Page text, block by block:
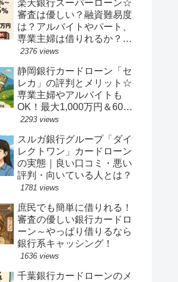
楽天銀行スーパーローン☆
審査は優しい？融資難易度
は？アルバイトやパート、
専業主婦は借りれるか？他
社キャッシングの借り入れ
とめ融資は可能か？
2376 views
静岡銀行カードローン「セ
レカ」の評判とメリット☆
専業主婦やアルバイトも
OK！最大1,000万円＆60日
間無利息の魅力
2293 views
スルガ銀行グループ「ダイ
レクトワン」カードローン
の実態｜良い口コミ・悪い
評判・向いている人とは？
1781 views
庶民でも簡単に借りれる！
審査の優しい銀行カードロ
ーン～やっぱり借りるなら
銀行系キャッシング！
1636 views
千葉銀行カードローンのメ